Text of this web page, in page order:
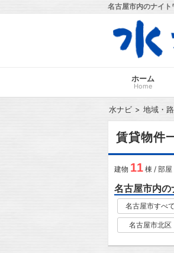
名古屋市内のナイト
ホーム
Home
水ナビ 地域・
賃貸物件
建物 11 棟 / 部屋
名古屋市内
名古屋市すべて
名古屋市北区